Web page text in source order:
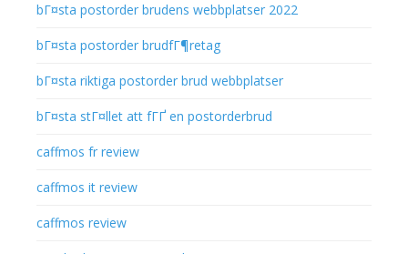
bГ¤sta postorder brudens webbplatser 2022
bГ¤sta postorder brudfГ¶retag
bГ¤sta riktiga postorder brud webbplatser
bГ¤sta stГ¤llet att fГҐ en postorderbrud
caffmos fr review
caffmos it review
caffmos review